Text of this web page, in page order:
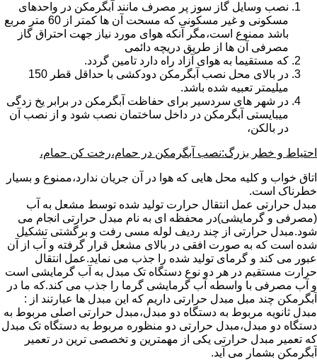
نصب وسایل گاز سوز پر مصرف مانند آبگرمکن در واحدهای
مسکونی و غیر مسکونی که مسحت آن ها کمتر از 60 متر مربع
باشد ممنوع است،مگر آنکه هوای مورد نیاز جهت احتراق گاز
مصرفی آن ها از طریق دریچه دائمی
که مستقیما به هوای آزاد راه دارد تامین گردد.
در بالای محل نصب آبگرمکن دودکشی با حداقل قطر 150
میلیمتر تعبیه شده باشد.
در شهر های سردسیر برای حفاظت آبگرمکن در برابر یخ زدگی
میبایستی آبگرمکن در داخل ساختمان نصب شود و از نصب آن
در بالکن،
احتیاط و خطر بزرگ:نصب آبگرمکن در حمام،رخت کن حمام،
اتاق خواب و کلیه محل هایی که هوا در آن جریان ندارد،ممنوع و بسیار
خطرناک است.
مبدل حرارتی عمل انتقال حرارت تولید شده توسط مشعل به آب
(مصرفی و گرمایشی)در محفظه ای به نام مبدل حرارتی انجام می
شود.مبدل حرارتی از چند ردیف لوله مسی رفت و برگشتی تشکیل
شده است که به صورت افقی در بالای مشعل قرار گرفته و آب از آن
عبور می کند و گرمای تولید شده را جذب می نماید.عمل انتقال
حرارت مستقیم در هر دو نوع دستگاه تک مبدل به آب گرمایشی است
و آب مصرفی با واسطه آب گرمایشی گرما را جذب می کند.که ما در
آبگرمکن چند مبل مبدل حرارتی داریم که این مبدل ها عبارتند از :
مبدل ثانویه مربوط به دستگاه دو مبدل،مبدل حرارتی اصلی مربوط به
دستگاه دو مبدل،مبدل حرارتی دو منظوره مربوط به دستگاه تک مبدل
که تعمیر مبدل حرارتی یکی از مهمترین و تخصصی ترین در تعمیر
آبگرمکن بشمار می آید.